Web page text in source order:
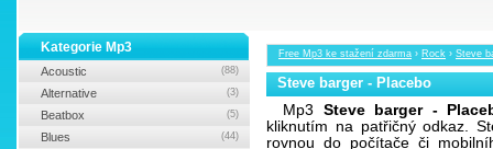
Free Mp3 ke stažení zdarma › Rock › Steve
Steve barger - Placebo
Mp3 Steve barger -
kliknutím na patřičný odkaz.
rovnou do počítače či
Kategorie Mp3
Acoustic (88)
Alternative (3)
Beatbox (5)
Blues (44)